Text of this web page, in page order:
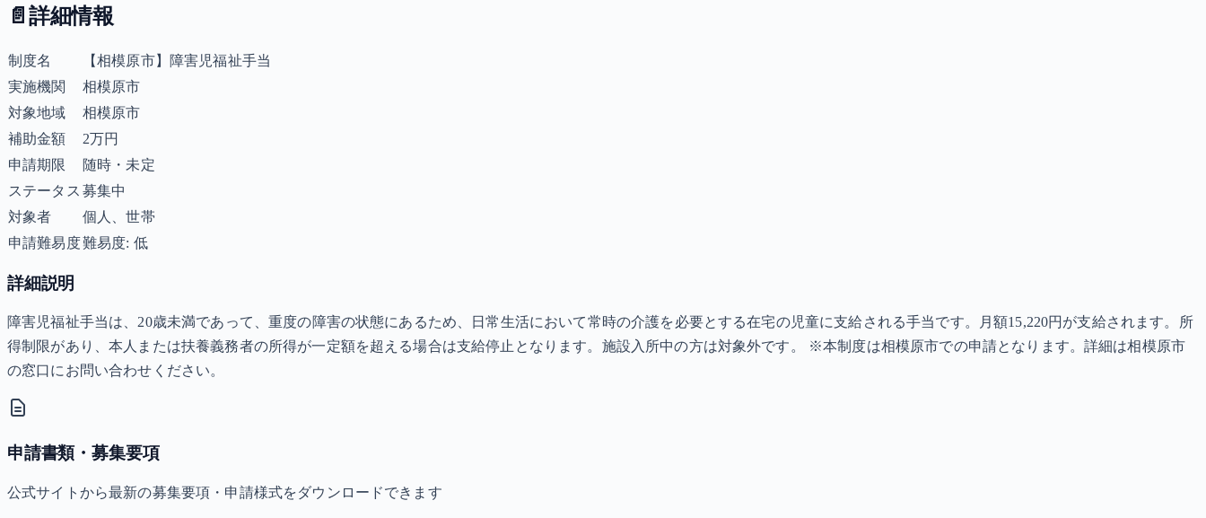
📄 詳細情報
制度名
【相模原市】障害児福祉手当
実施機関
相模原市
対象地域
相模原市
補助金額
2万円
申請期限
随時・未定
ステータス 募集中
対象者
個人、世帯
申請難易度難易度: 低
詳細説明
障害児福祉手当は、20歳未満であって、重度の障害の状態にあるため、日常生活において常時の介護を必要とする在宅の児童に支給される手当です。月額15,220円が支給されます。所
得制限があり、本人または扶養義務者の所得が一定額を超える場合は支給停止となります。施設入所中の方は対象外です。 ※本制度は相模原市での申請となります。詳細は相模原市
の窓口にお問い合わせください。
申請書類・募集要項
公式サイトから最新の募集要項・申請様式をダウンロードできます